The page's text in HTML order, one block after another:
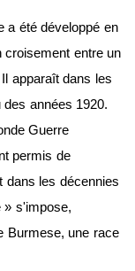
a été développé en
croisement entre un
apparaît dans les
années 1920.
Guerre
permis de
dans les décennies
» s'impose,
Burmese, une race